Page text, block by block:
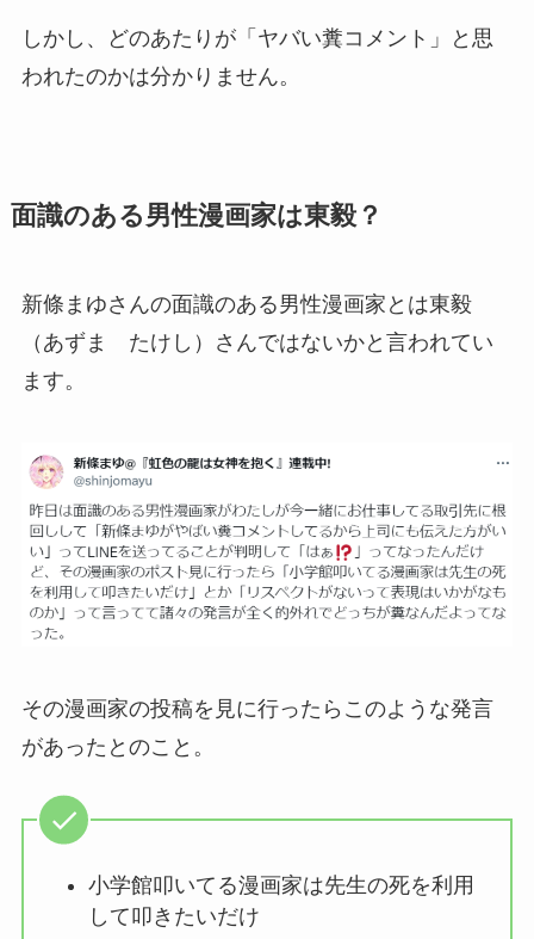
しかし、どのあたりが「ヤバい糞コメント」と思
われたのかは分かりません。
面識のある男性漫画家は東毅？
新條まゆさんの面識のある男性漫画家とは東毅
（あずま たけし）さんではないかと言われてい
ます。
その漫画家の投稿を見に行ったらこのような発言
があったとのこと。
小学館叩いてる漫画家は先生の死を利用
して叩きたいだけ